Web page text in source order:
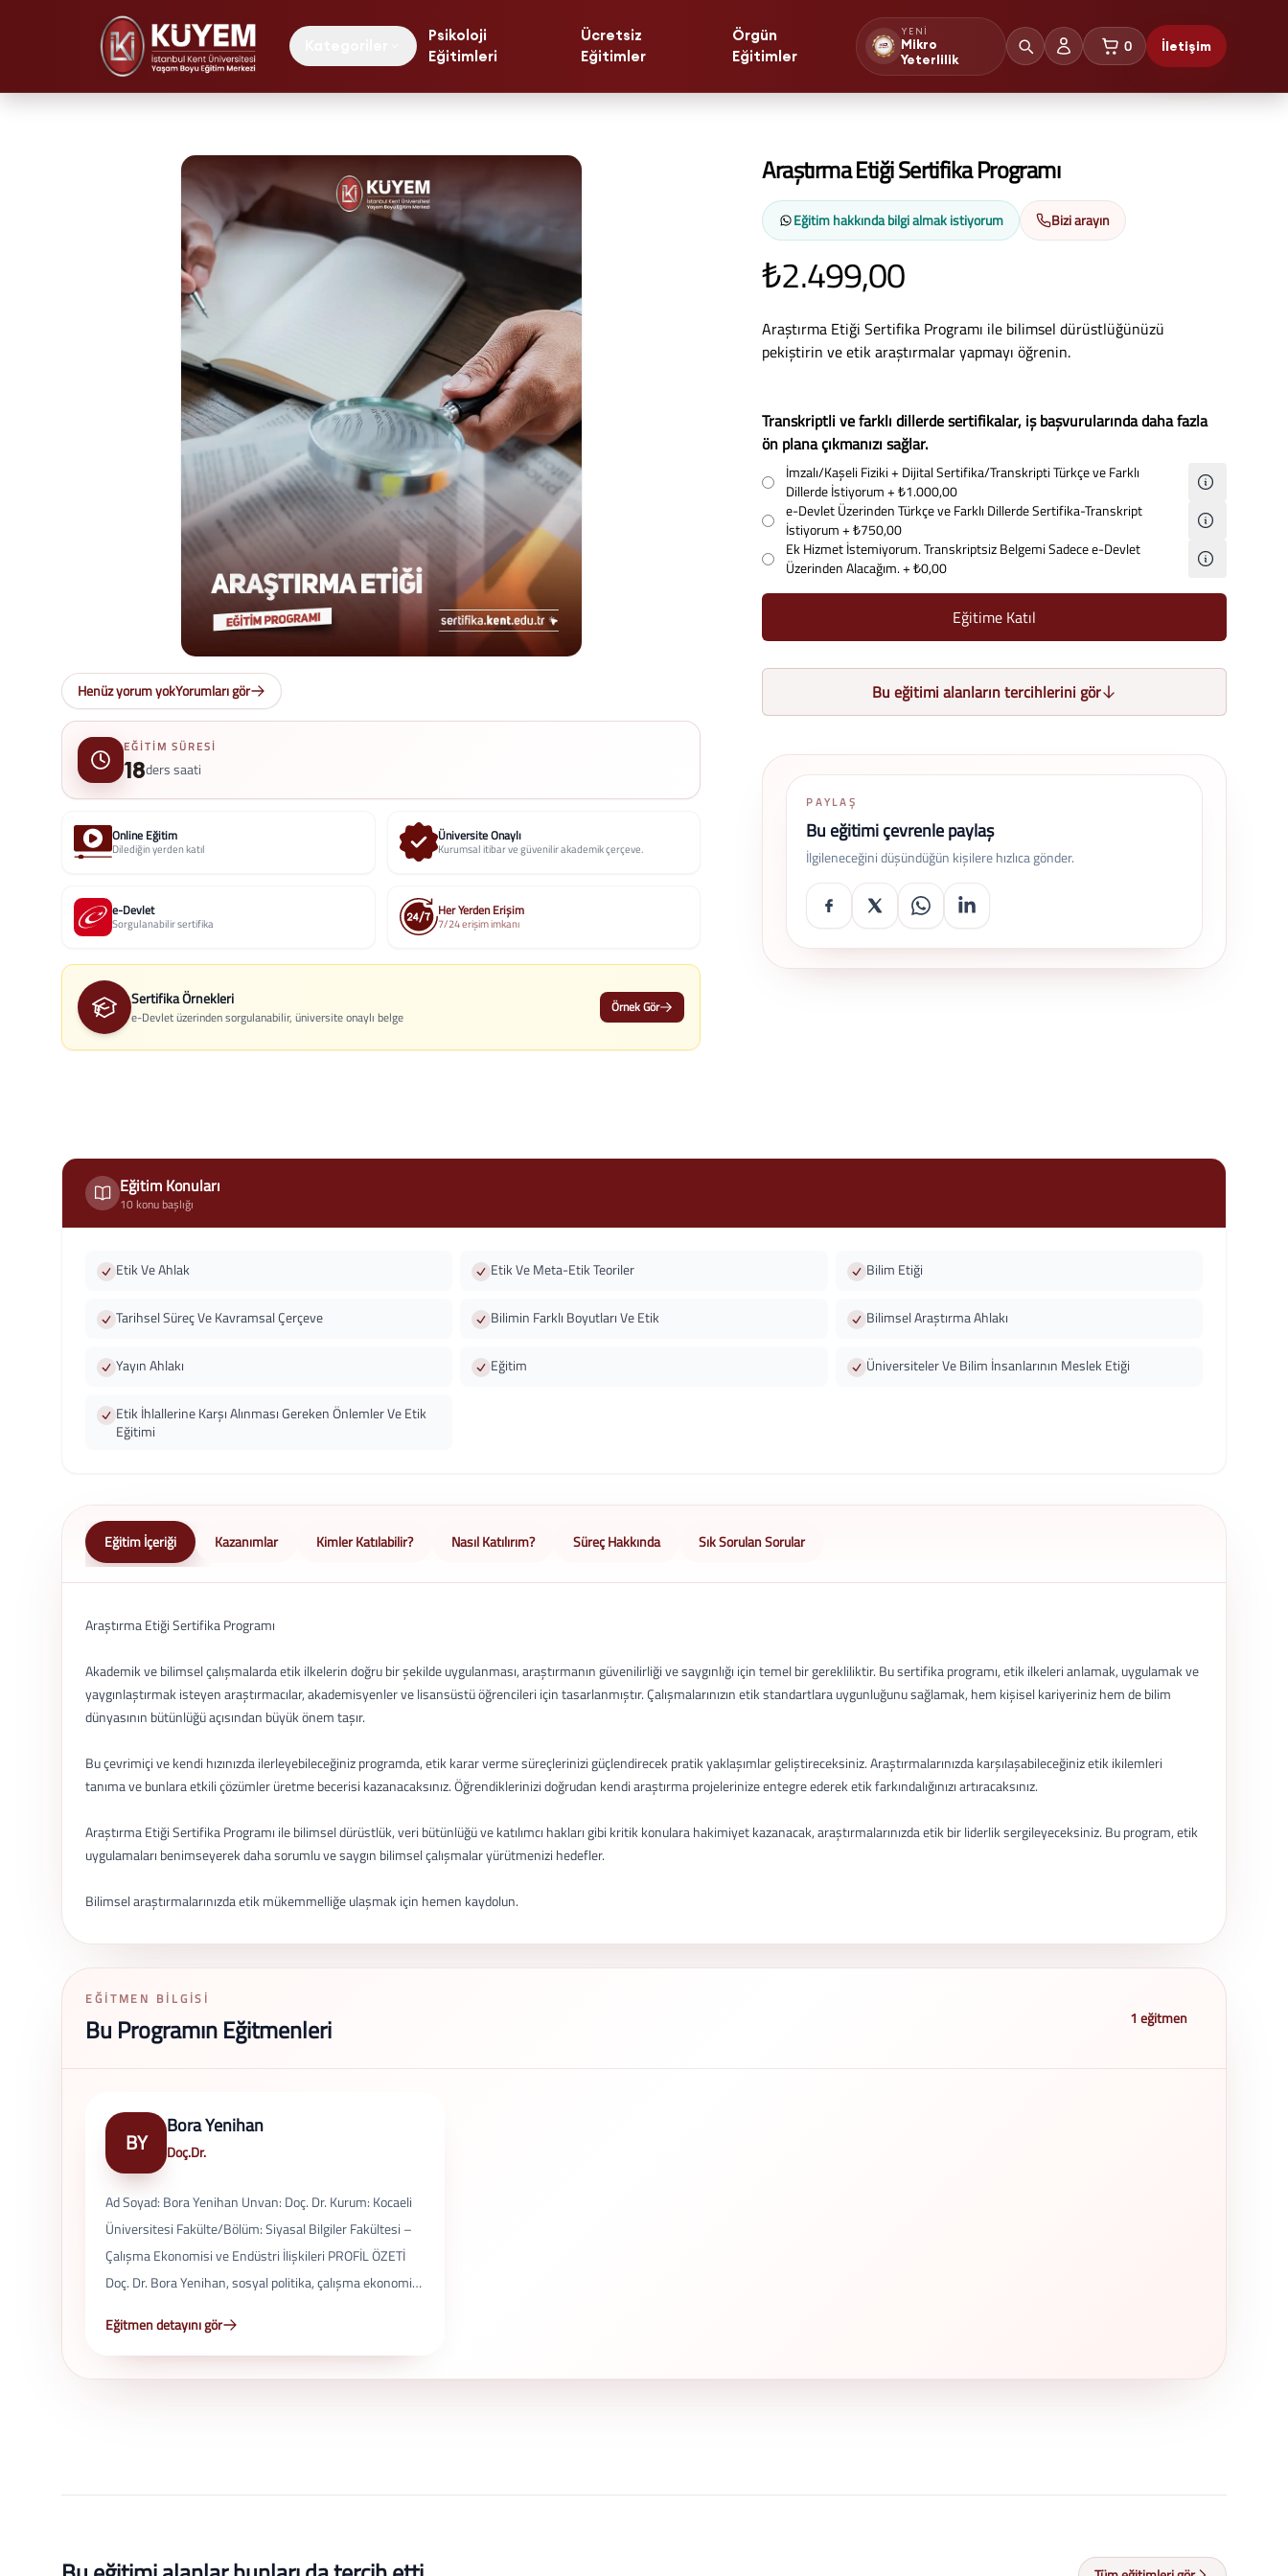
Psikoloji
Eğitimleri
Ücretsiz
Eğitimler
Örgün
Eğitimler
YENI
Mikro
Yeterlilik
0
sepetteki ürünler
İletişim
Henüz yorum yokYorumları gör
EĞITIM SÜRESI
18ders saati
Online Eğitim
Dilediğin yerden katıl
Üniversite Onaylı
Kurumsal itibar ve güvenilir akademik çerçeve.
e-Devlet
Sorgulanabilir sertifika
Her Yerden Erişim
7/24 erişim imkanı
Sertifika Örnekleri
e-Devlet üzerinden sorgulanabilir, üniversite onaylı belge
Örnek Gör
Araştırma Etiği Sertifika Programı
Eğitim hakkında bilgi almak istiyorum Bizi arayın
₺2.499,00
Araştırma Etiği Sertifika Programı ile bilimsel dürüstlüğünüzü
pekiştirin ve etik araştırmalar yapmayı öğrenin.
Transkriptli ve farklı dillerde sertifikalar, iş başvurularında daha fazla
ön plana çıkmanızı sağlar.
İmzalı/Kaşeli Fiziki + Dijital Sertifika/Transkripti Türkçe ve Farklı
Dillerde İstiyorum+ ₺1.000,00
e-Devlet Üzerinden Türkçe ve Farklı Dillerde Sertifika-Transkript
İstiyorum+ ₺750,00
Ek Hizmet İstemiyorum. Transkriptsiz Belgemi Sadece e-Devlet
Üzerinden Alacağım.+ ₺0,00
Eğitime Katıl
Bu eğitimi alanların tercihlerini gör
PAYLAŞ
Bu eğitimi çevrenle paylaş
İlgileneceğini düşündüğün kişilere hızlıca gönder.
Eğitim Konuları
10 konu başlığı
Etik Ve Ahlak Etik Ve Meta-Etik Teoriler Bilim Etiği
Tarihsel Süreç Ve Kavramsal Çerçeve Bilimin Farklı Boyutları Ve Etik Bilimsel Araştırma Ahlakı
Yayın Ahlakı Eğitim Üniversiteler Ve Bilim İnsanlarının Meslek Etiği
Etik İhlallerine Karşı Alınması Gereken Önlemler Ve Etik
Eğitimi
Eğitim İçeriği Kazanımlar Kimler Katılabilir? Nasıl Katılırım? Süreç Hakkında Sık Sorulan Sorular
Araştırma Etiği Sertifika Programı
Akademik ve bilimsel çalışmalarda etik ilkelerin doğru bir şekilde uygulanması, araştırmanın güvenilirliği ve saygınlığı için temel bir gerekliliktir. Bu sertifika programı, etik ilkeleri anlamak, uygulamak ve
yaygınlaştırmak isteyen araştırmacılar, akademisyenler ve lisansüstü öğrencileri için tasarlanmıştır. Çalışmalarınızın etik standartlara uygunluğunu sağlamak, hem kişisel kariyeriniz hem de bilim
dünyasının bütünlüğü açısından büyük önem taşır.
Bu çevrimiçi ve kendi hızınızda ilerleyebileceğiniz programda, etik karar verme süreçlerinizi güçlendirecek pratik yaklaşımlar geliştireceksiniz. Araştırmalarınızda karşılaşabileceğiniz etik ikilemleri
tanıma ve bunlara etkili çözümler üretme becerisi kazanacaksınız. Öğrendiklerinizi doğrudan kendi araştırma projelerinize entegre ederek etik farkındalığınızı artıracaksınız.
Araştırma Etiği Sertifika Programı ile bilimsel dürüstlük, veri bütünlüğü ve katılımcı hakları gibi kritik konulara hakimiyet kazanacak, araştırmalarınızda etik bir liderlik sergileyeceksiniz. Bu program, etik
uygulamaları benimseyerek daha sorumlu ve saygın bilimsel çalışmalar yürütmenizi hedefler.
Bilimsel araştırmalarınızda etik mükemmelliğe ulaşmak için hemen kaydolun.
EĞITMEN BILGISI
Bu Programın Eğitmenleri 1 eğitmen
BY
Bora Yenihan
Doç.Dr.
Ad Soyad: Bora Yenihan Unvan: Doç. Dr. Kurum: Kocaeli
Üniversitesi Fakülte/Bölüm: Siyasal Bilgiler Fakültesi –
Çalışma Ekonomisi ve Endüstri İlişkileri PROFİL ÖZETİ
Doç. Dr. Bora Yenihan, sosyal politika, çalışma ekonomisi
akademisyendir. Çalışmaları; işgücü piyasası,
sendikacılık, sosyal dışlanma ve çalışma yaşamı üzerine
Endüstri İlişkileri AKADEMİK KARİYER 2019 – Günümüz:
Eğitmen detayını gör